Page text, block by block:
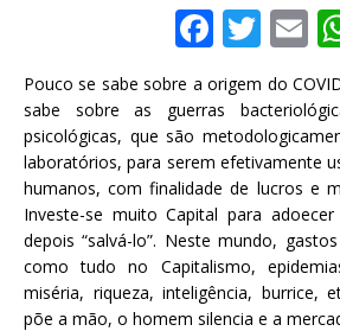
F
a
c
e
b
o
o
k
T
w
it
te
r
E
m
l
Pouco se sabe sobre a origem do
sabe sobre as guerras
psicológicas, que são
laboratórios, para serem efetivamente
humanos, com finalidade de lucros e
Investe-se muito Capital para
depois “salvá-lo”. Neste mundo,
como tudo no Capitalismo,
miséria, riqueza, inteligência, burrice,
põe a mão, o homem silencia e a